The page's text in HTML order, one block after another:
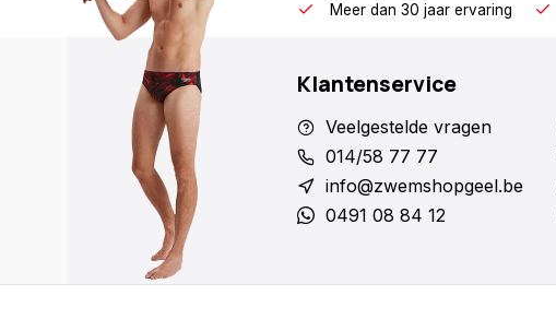
Meer dan 30 jaar ervaring
Klantenservice
Veelgestelde vragen
014/58 77 77
info@zwemshopgeel.be
0491 08 84 12